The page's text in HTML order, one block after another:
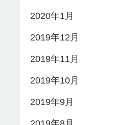
2020年1月
2019年12月
2019年11月
2019年10月
2019年9月